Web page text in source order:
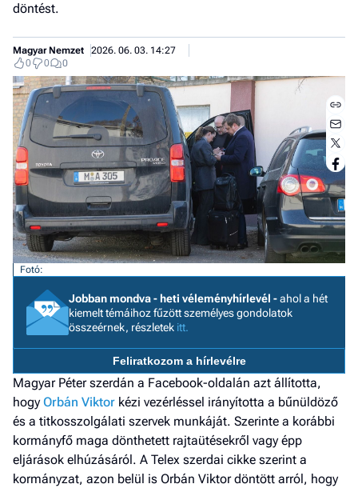
döntést.
Magyar Nemzet
2026. 06. 03. 14:27
0
0 0
Fotó:
Jobban mondva - heti véleményhírlevél -ahol a hét
kiemelt témáihoz fűzött személyes gondolatok
összeérnek, részletek itt.
Feliratkozom a hírlevélre
Magyar Péter szerdán a Facebook-oldalán azt állította,
hogy Orbán Viktor kézi vezérléssel irányította a bűnüldöző
és a titkosszolgálati szervek munkáját. Szerinte a korábbi
kormányfő maga dönthetett rajtaütésekről vagy épp
eljárások elhúzásáról. A Telex szerdai cikke szerint a
kormányzat, azon belül is Orbán Viktor döntött arról, hogy